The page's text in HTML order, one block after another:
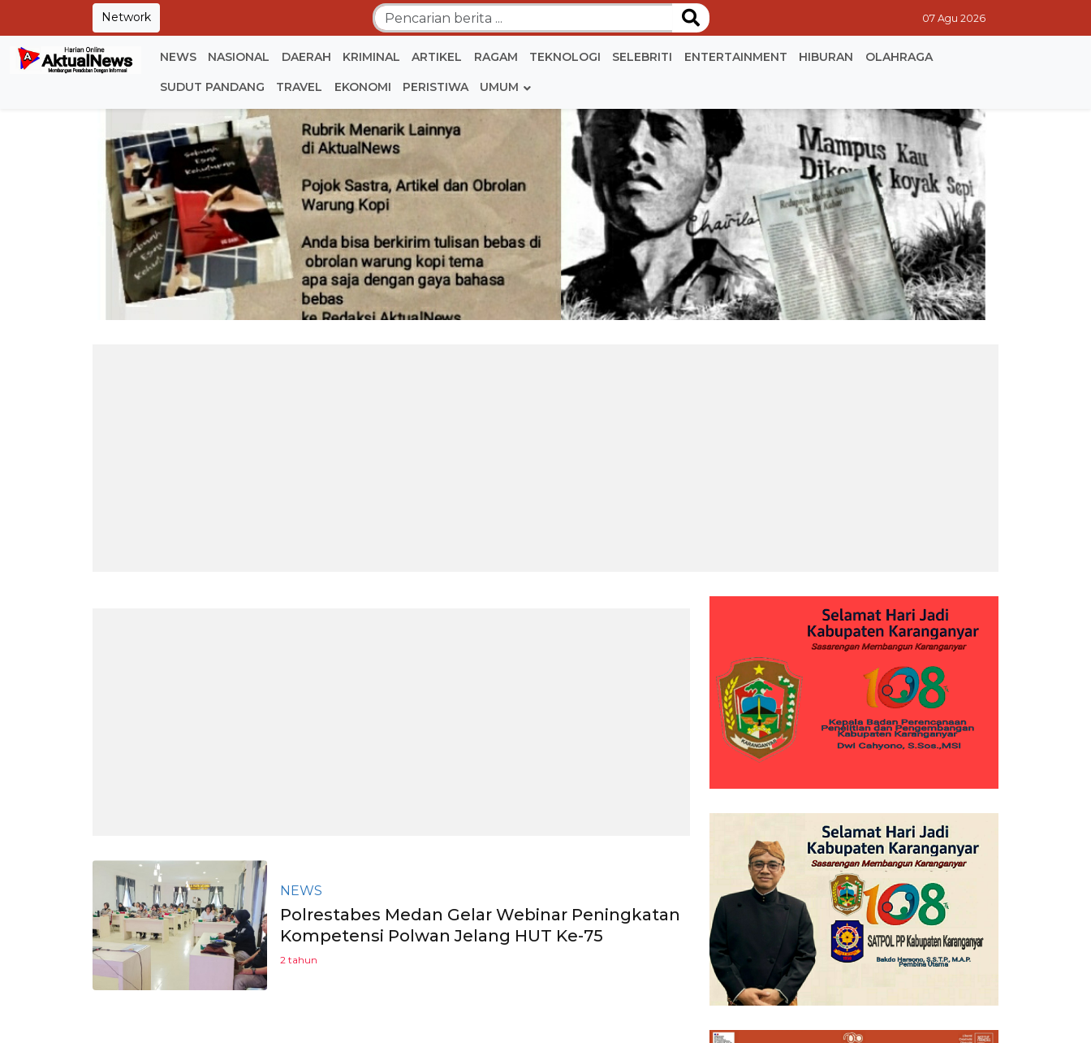
Network 07 Agu 2026
NEWS NASIONAL DAERAH KRIMINAL ARTIKEL RAGAM TEKNOLOGI SELEBRITI ENTERTAINMENT HIBURAN OLAHRAGA
SUDUT PANDANG TRAVEL EKONOMI PERISTIWA UMUM
NEWS
Polrestabes Medan Gelar Webinar Peningkatan
Kompetensi Polwan Jelang HUT Ke-75
2 tahun